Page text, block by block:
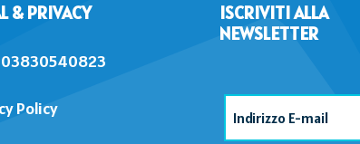
& PRIVACY
03830540823
Policy
ISCRIVITI ALLA
NEWSLETTER